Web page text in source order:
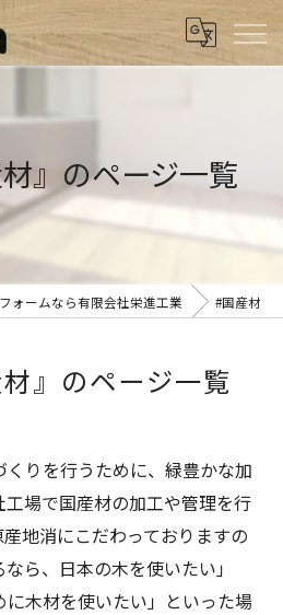
』のページ一覧
ォームなら有限会社栄進工業 #国産材
』のページ一覧
りを行うために、緑豊かな加
場で国産材の加工や管理を行
地消にこだわっておりますの
ら、日本の木を使いたい」
に木材を使いたい」といった場